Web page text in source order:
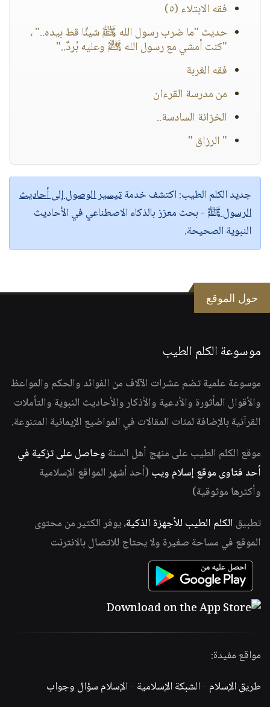
فقه الابتلاء (٥)
حديث "ما ضرب رسول الله ﷺ شيئًا قط بيده.." ،
"كنت أمشي مع رسول الله ﷺ وعليه بُردٌ.."
فقه الغربة
من مدرسة القرءان
الخزانة السادسة..
" الرزاق "
جديد الكلم الطيب:اكتشف خدمةتيسير الوصول إلى أحاديث
الرسول ﷺ - بحث معزز بالذكاء الاصطناعي في الأحاديث
النبوية الصحيحة.
حول الموقع
موسوعة الكلم الطيب
موسوعة علمية تضم عشرات الآلاف من الفوائد والحكم والمواعظ
والأقوال المأثورة والأدعية والأذكار والأحاديث النبوية والتأملات
القرآنية بالإضافة لمئات المقالات في المواضيع الإيمانية المتنوعة.
موقع الكلم الطيب على منهج أهل السنة وحاصل على تزكية في
أحد فتاوى موقع إسلام ويب (أحد أشهر المواقع الإسلامية
وأكثرها موثوقية)
تطبيق الكلم الطيب للأجهزة الذكية، يوفر الكثير من محتوى
الموقع في مساحة صغيرة ولا يحتاج للاتصال بالانترنت
مواقع مفيدة:
طريق الإسلام -الشبكة الإسلامية -الإسلام سؤال وجواب